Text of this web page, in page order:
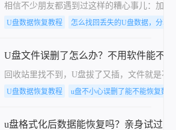
相信不少朋友都遇到过这样的糟心事儿：加
U盘数据恢复教程 怎么找回丢失的U盘数据，分享
U盘文件误删了怎么办？不用软件能不
回收站里找不到，U盘拔了又插，文件就是
U盘数据恢复教程 u盘不小心误删了能不能恢复数据
u盘格式化后数据能恢复吗？亲身试过